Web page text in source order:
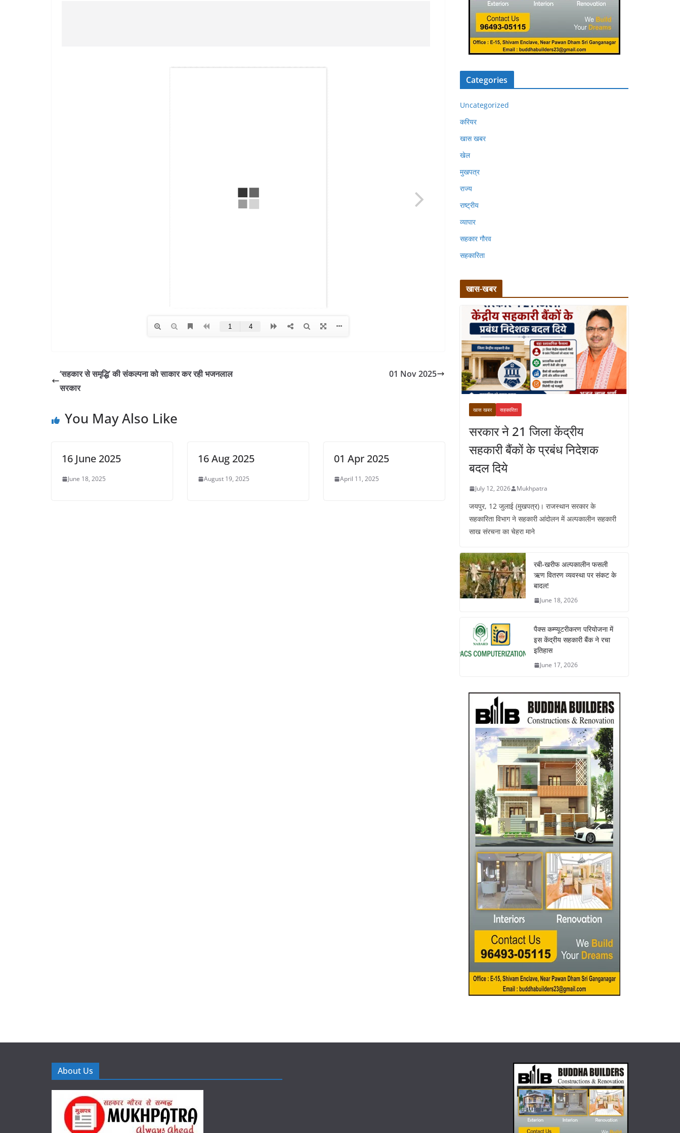
‘सहकार से समृद्धि’ की संकल्पना को साकार कर रही भजनलाल
सरकार
01 Nov 2025
You May Also Like
16 June 2025
June 18, 2025
16 Aug 2025
August 19, 2025
01 Apr 2025
April 11, 2025
Categories
Uncategorized
करियर
खास खबर
खेल
मुखपत्र
राज्य
राष्ट्रीय
व्यापार
सहकार गौरव
सहकारिता
खास-खबर
खास खबर सहकारिता
सरकार ने 21 जिला केंद्रीय
सहकारी बैंकों के प्रबंध निदेशक
बदल दिये
July 12, 2026 Mukhpatra
जयपुर, 12 जुलाई (मुखपत्र)। राजस्थान सरकार के
सहकारिता विभाग ने सहकारी आंदोलन में अल्पकालीन सहकारी
साख संरचना का चेहरा माने
रबी-खरीफ अल्पकालीन फसली
ऋण वितरण व्यवस्था पर संकट के
बादल!
June 18, 2026
पैक्स कम्प्यूटरीकरण परियोजना में
इस केंद्रीय सहकारी बैंक ने रचा
इतिहास
June 17, 2026
About Us